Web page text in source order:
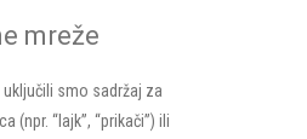
mreže
smo sadržaj za
(npr. “lajk”, “prikači”) ili